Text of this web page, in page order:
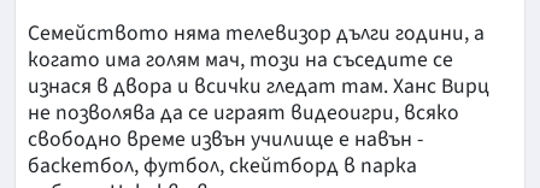
Семейството няма телевизор дълги години, а
когато има голям мач, този на съседите се
изнася в двора и всички гледат там. Ханс Вирц
не позволява да се играят видеоигри, всяко
свободно време извън училище е навън -
баскетбол, футбол, скейтборд в парка